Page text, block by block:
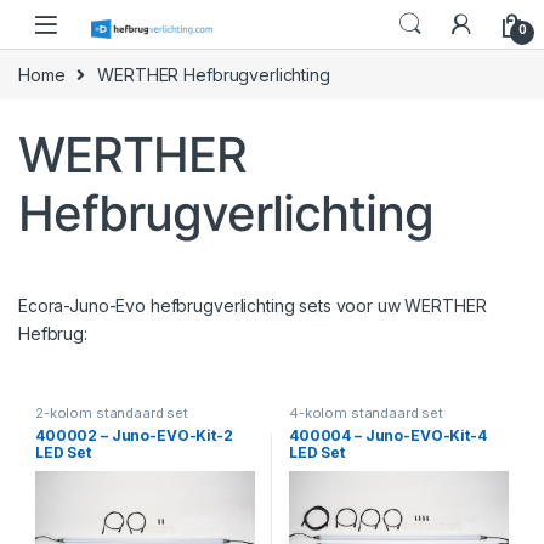
Skip to navigation
Skip to content
0
Home WERTHER Hefbrugverlichting
WERTHER
Hefbrugverlichting
Ecora-Juno-Evo hefbrugverlichting sets voor uw WERTHER
Hefbrug:
2-kolom standaard set
400002 – Juno-EVO-Kit-2
LED Set
4-kolom standaard set
400004 – Juno-EVO-Kit-4
LED Set